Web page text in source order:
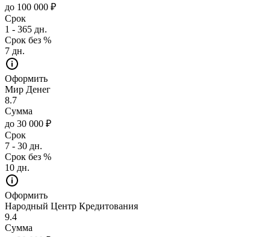
до 100 000 ₽
Срок
1 - 365 дн.
Срок без %
7 дн.
Оформить
Мир Денег
8.7
Сумма
до 30 000 ₽
Срок
7 - 30 дн.
Срок без %
10 дн.
Оформить
Народный Центр Кредитования
9.4
Сумма